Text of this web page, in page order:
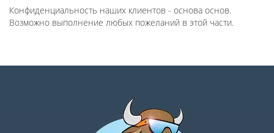
Конфиденциальность наших клиентов - основа основ.
Возможно выполнение любых пожеланий в этой части.